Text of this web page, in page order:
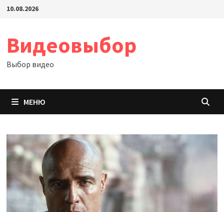
Перейти
10.08.2026
Видеовыбор
Выбор видео
МЕНЮ